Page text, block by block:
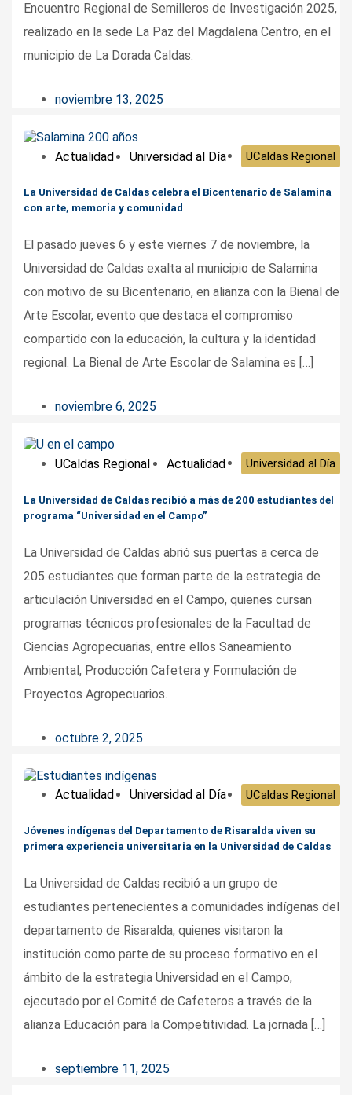
Encuentro Regional de Semilleros de Investigación 2025,
realizado en la sede La Paz del Magdalena Centro, en el
municipio de La Dorada Caldas.
noviembre 13, 2025
Actualidad Universidad al Día UCaldas Regional
La Universidad de Caldas celebra el Bicentenario de Salamina
con arte, memoria y comunidad
El pasado jueves 6 y este viernes 7 de noviembre, la
Universidad de Caldas exalta al municipio de Salamina
con motivo de su Bicentenario, en alianza con la Bienal de
Arte Escolar, evento que destaca el compromiso
compartido con la educación, la cultura y la identidad
regional. La Bienal de Arte Escolar de Salamina es […]
noviembre 6, 2025
UCaldas Regional Actualidad Universidad al Día
La Universidad de Caldas recibió a más de 200 estudiantes del
programa “Universidad en el Campo”
La Universidad de Caldas abrió sus puertas a cerca de
205 estudiantes que forman parte de la estrategia de
articulación Universidad en el Campo, quienes cursan
programas técnicos profesionales de la Facultad de
Ciencias Agropecuarias, entre ellos Saneamiento
Ambiental, Producción Cafetera y Formulación de
Proyectos Agropecuarios.
octubre 2, 2025
Actualidad Universidad al Día UCaldas Regional
Jóvenes indígenas del Departamento de Risaralda viven su
primera experiencia universitaria en la Universidad de Caldas
La Universidad de Caldas recibió a un grupo de
estudiantes pertenecientes a comunidades indígenas del
departamento de Risaralda, quienes visitaron la
institución como parte de su proceso formativo en el
ámbito de la estrategia Universidad en el Campo,
ejecutado por el Comité de Cafeteros a través de la
alianza Educación para la Competitividad. La jornada […]
septiembre 11, 2025